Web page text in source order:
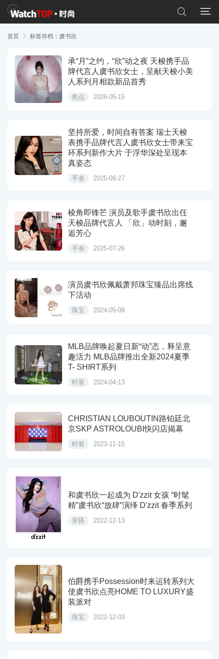


首页  标签存档：虞书欣
承“月”之约，“欣”动之夜 天梭携手品
牌代言人虞书欣女士，呈献天梭小美
人系列月相款新品首秀
热点 2026-05-15
坚持所爱，时间自有答案 瑞士天梭
表携手品牌代言人虞书欣女士带来宝
环系列新作大片 于浮华深处呈现本
真姿态
手表 2025-09-27
棱角即锋芒 演员及歌手虞书欣出任
天梭品牌代言人 「欣」动时刻，邂
逅芳心
手表 2025-07-26
演员虞书欣佩戴萧邦珠宝臻品出席线
下活动
珠宝 2024-05-09
MLB品牌唤起夏日新“动”态，释呈意
趣活力 MLB品牌推出全新2024夏季
T- SHIRT系列
时装 2024-04-13
CHRISTIAN LOUBOUTIN路铂廷北
京SKP ASTROLOUBI快闪店揭幕
时装 2023-11-15
和虞书欣一起成为 D'zzit 女孩 “时髦
精”虞书欣“放肆”演绎 D'zzit 春季系列
穿搭 2022-12-13
伯爵携手Possession时来运转系列大
使虞书欣点亮HOME TO LUXURY盛
装派对
珠宝 2022-12-03